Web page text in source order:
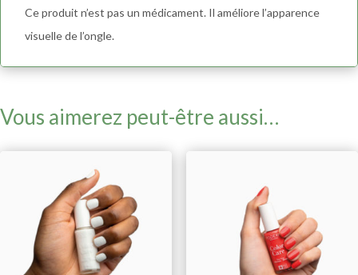
Ce produit n’est pas un médicament. Il améliore l’apparence
visuelle de l’ongle.
Vous aimerez peut-être aussi…